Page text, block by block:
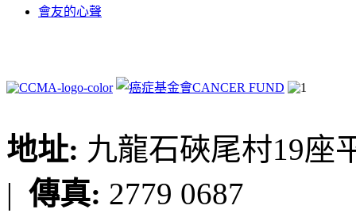
會友的心聲
地址: 九龍石硤尾村19座
| 傳真: 2779 0687